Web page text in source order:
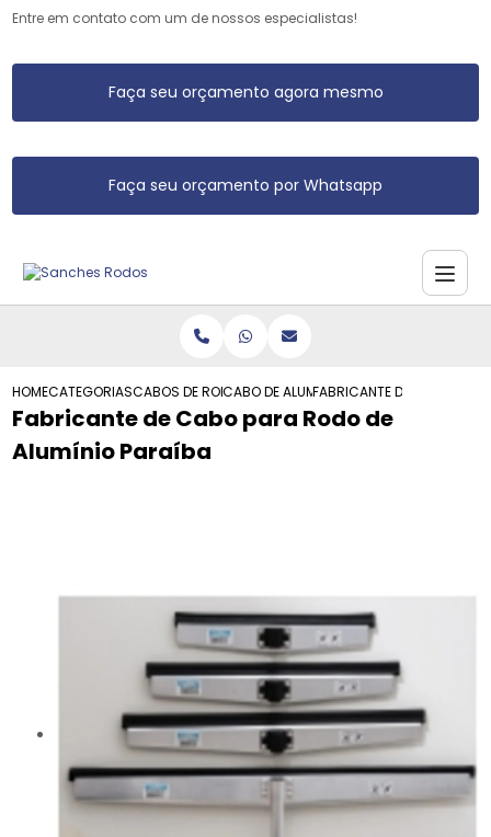
Entre em contato com um de nossos especialistas!
Faça seu orçamento agora mesmo
Faça seu orçamento por Whatsapp
HOMECATEGORIASCABOS DE RODO DE ALUMINIO
CABO DE ALUMINIO PARA RODO
FABRICANTE DE CABO
Fabricante de Cabo para Rodo de
Alumínio Paraíba